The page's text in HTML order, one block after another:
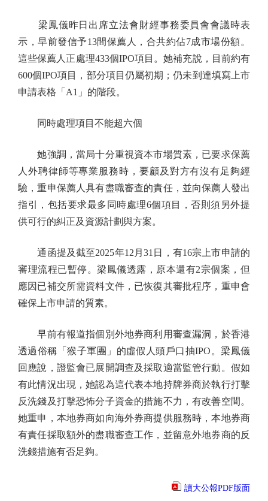
梁鳳儀昨日出席立法會財經事務委員會會議時表
示，早前發信予13間保薦人，合共約佔7成市場份額。
這些保薦人正處理433個IPO項目。她補充說，目前約有
600個IPO項目，部分項目仍屬初期；仍未到達填寫上市
申請表格「A1」的階段。
同時處理項目不能超六個
她強調，當局十分重視資本市場質素，已要求保薦
人外聘律師等專業服務時，要顧及對方有沒有足夠經
驗，重申保薦人具有盡職審查的責任，並向保薦人發出
指引，包括要求最多同時處理6個項目，否則須另外提
供可行的糾正及資源計劃與方案。
通函提及截至2025年12月31日，有16宗上市申請的
審理流程已暫停。梁鳳儀透露，原本還有2宗個案，但
應因已補交所需資料文件，已恢復其審批程序，重申會
確保上市申請的質素。
早前有報道指個別外地券商利用審查漏洞，於香港
透過俗稱「猴子軍團」的虛假人頭戶口抽IPO。梁鳳儀
回應說，證監會已展開調查及採取適當監管行動。假如
有此情況出現，她認為這代表本地持牌券商於執行打擊
反洗錢及打擊恐怖分子資金的措施不力，有改善空間。
她重申，本地券商如向海外券商提供服務時，本地券商
有責任採取額外的盡職審查工作，並留意外地券商的反
洗錢措施有否足夠。
讀大公報PDF版面